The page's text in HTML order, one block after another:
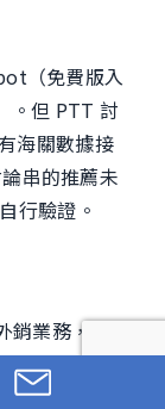
（免費版入
。但 PTT 討
海關數據接
串的推薦未
行驗證。
銷業務，
整合需
據接口與一